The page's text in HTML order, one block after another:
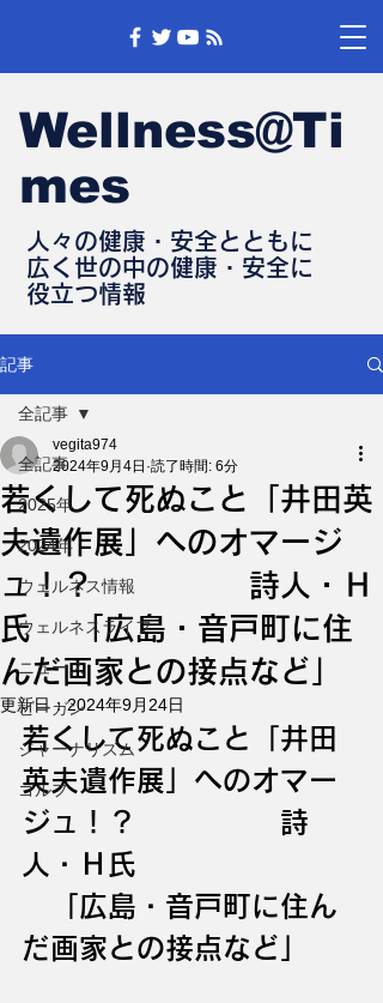
Wellness@Ti
mes
人々の健康・安全とともに
​広く世の中の健康・安全に
​役立つ情報
記事
全記事
2025年
2024年
ウェルネス情報
ウェルネスライフ
ニュース
ビーガン
ジャーナリズム
ゴルフ
全記事
若くして死ぬこと「井田英
夫遺作展」へのオマージ
ュ！？ 詩人・Ｈ
氏 「広島・音戸町に住
んだ画家との接点など」
vegita974
2024年9月4日 読了時間: 6分
更新日：2024年9月24日
若くして死ぬこと「井田
英夫遺作展」へのオマー
ジュ！？　　　　　詩
人・Ｈ氏
「広島・音戸町に住ん
だ画家との接点など」